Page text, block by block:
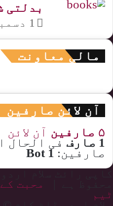
بدلتی
1 دسمبر, 2024
مالی معاونت
آن لائن صارفین
۵ صارفین آن لائن
1 صارف فی الحال
صارفین: 1 Bot
محبت
ٹیم